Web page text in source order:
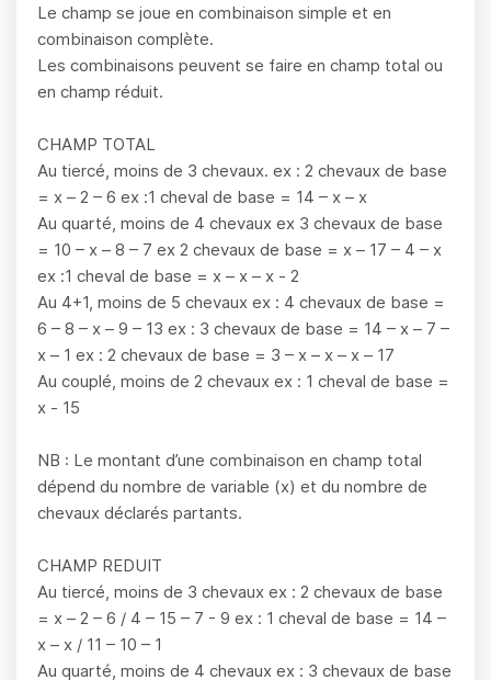
Le champ se joue en combinaison simple et en
combinaison complète.
Les combinaisons peuvent se faire en champ total ou
en champ réduit.
CHAMP TOTAL
Au tiercé, moins de 3 chevaux. ex : 2 chevaux de base
= x – 2 – 6 ex :1 cheval de base = 14 – x – x
Au quarté, moins de 4 chevaux ex 3 chevaux de base
= 10 – x – 8 – 7 ex 2 chevaux de base = x – 17 – 4 – x
ex :1 cheval de base = x – x – x - 2
Au 4+1, moins de 5 chevaux ex : 4 chevaux de base =
6 – 8 – x – 9 – 13 ex : 3 chevaux de base = 14 – x – 7 –
x – 1 ex : 2 chevaux de base = 3 – x – x – x – 17
Au couplé, moins de 2 chevaux ex : 1 cheval de base =
x - 15
NB : Le montant d’une combinaison en champ total
dépend du nombre de variable (x) et du nombre de
chevaux déclarés partants.
CHAMP REDUIT
Au tiercé, moins de 3 chevaux ex : 2 chevaux de base
= x – 2 – 6 / 4 – 15 – 7 - 9 ex : 1 cheval de base = 14 –
x – x / 11 – 10 – 1
Au quarté, moins de 4 chevaux ex : 3 chevaux de base